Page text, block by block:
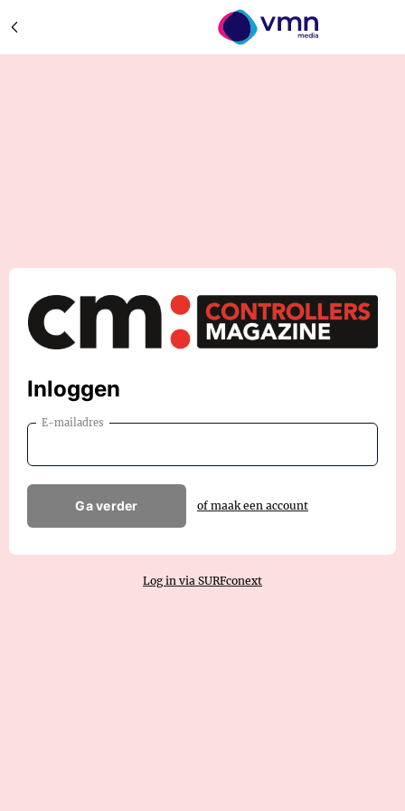
Inloggen
E-mailadres
Ga verder of maak een account
Log in via SURFconext